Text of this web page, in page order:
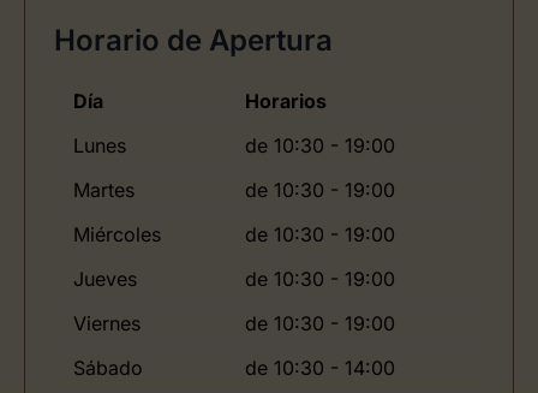
Horario de Apertura
Día
Horarios
Lunes
de 10:30 - 19:00
Martes
de 10:30 - 19:00
Miércoles
de 10:30 - 19:00
Jueves
de 10:30 - 19:00
Viernes
de 10:30 - 19:00
Sábado
de 10:30 - 14:00